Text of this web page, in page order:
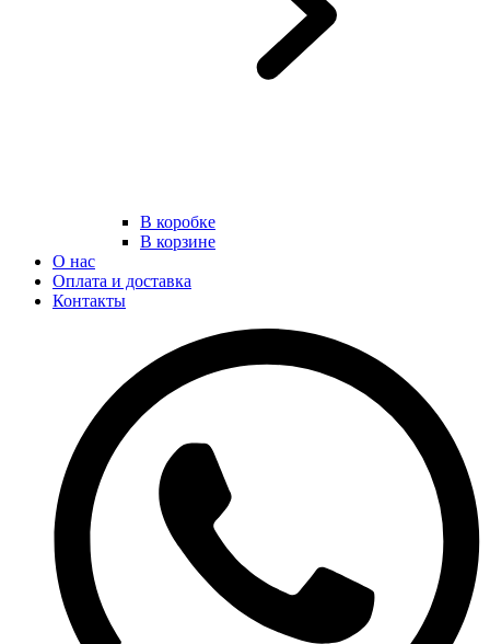
В коробке
В корзине
О нас
Оплата и доставка
Контакты